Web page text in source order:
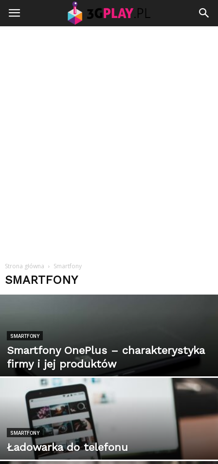
3gplay.pl
Strona główna Smartfony
SMARTFONY
SMARTFONY
Smartfony OnePlus – charakterystyka
firmy i jej produktów
SMARTFONY
Ładowarka do telefonu